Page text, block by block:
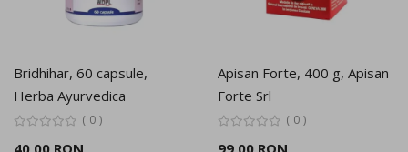
Bridhihar, 60 capsule,
Herba Ayurvedica
0
40,00 RON
Apisan Forte, 400 g, Apisan
Forte Srl
0
99,00 RON